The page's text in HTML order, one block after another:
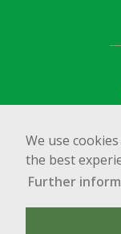
We use
the best
Further